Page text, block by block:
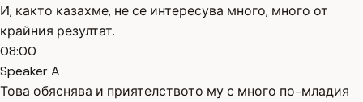
И, както казахме, не се интересува много, много от
крайния резултат.
08:00
Speaker A
Това обяснява и приятелството му с много по-младия